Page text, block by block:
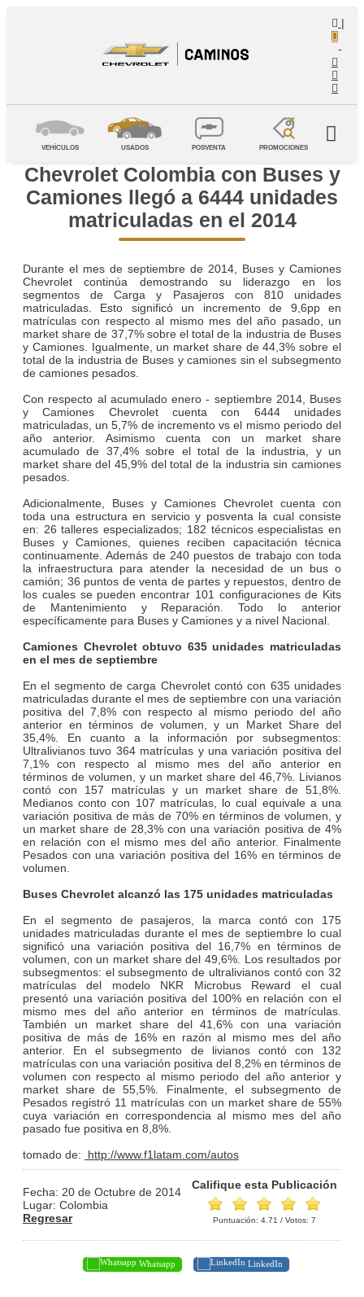
|
-
VEHÍCULOS USADOS POSVENTA PROMOCIONES
Chevrolet Colombia con Buses y
Camiones llegó a 6444 unidades
matriculadas en el 2014
Durante el mes de septiembre de 2014, Buses y Camiones
Chevrolet continúa demostrando su liderazgo en los
segmentos de Carga y Pasajeros con 810 unidades
matriculadas. Esto significó un incremento de 9,6pp en
matrículas con respecto al mismo mes del año pasado, un
market share de 37,7% sobre el total de la industria de Buses
y Camiones. Igualmente, un market share de 44,3% sobre el
total de la industria de Buses y camiones sin el subsegmento
de camiones pesados.
Con respecto al acumulado enero - septiembre 2014, Buses
y Camiones Chevrolet cuenta con 6444 unidades
matriculadas, un 5,7% de incremento vs el mismo periodo del
año anterior. Asimismo cuenta con un market share
acumulado de 37,4% sobre el total de la industria, y un
market share del 45,9% del total de la industria sin camiones
pesados.
Adicionalmente, Buses y Camiones Chevrolet cuenta con
toda una estructura en servicio y posventa la cual consiste
en: 26 talleres especializados; 182 técnicos especialistas en
Buses y Camiones, quienes reciben capacitación técnica
continuamente. Además de 240 puestos de trabajo con toda
la infraestructura para atender la necesidad de un bus o
camión; 36 puntos de venta de partes y repuestos, dentro de
los cuales se pueden encontrar 101 configuraciones de Kits
de Mantenimiento y Reparación. Todo lo anterior
específicamente para Buses y Camiones y a nivel Nacional.
Camiones Chevrolet obtuvo 635 unidades matriculadas
en el mes de septiembre
En el segmento de carga Chevrolet contó con 635 unidades
matriculadas durante el mes de septiembre con una variación
positiva del 7,8% con respecto al mismo periodo del año
anterior en términos de volumen, y un Market Share del
35,4%. En cuanto a la información por subsegmentos:
Ultralivianos tuvo 364 matrículas y una variación positiva del
7,1% con respecto al mismo mes del año anterior en
términos de volumen, y un market share del 46,7%. Livianos
contó con 157 matrículas y un market share de 51,8%.
Medianos conto con 107 matrículas, lo cual equivale a una
variación positiva de más de 70% en términos de volumen, y
un market share de 28,3% con una variación positiva de 4%
en relación con el mismo mes del año anterior. Finalmente
Pesados con una variación positiva del 16% en términos de
volumen.
Buses Chevrolet alcanzó las 175 unidades matriculadas
En el segmento de pasajeros, la marca contó con 175
unidades matriculadas durante el mes de septiembre lo cual
significó una variación positiva del 16,7% en términos de
volumen, con un market share del 49,6%. Los resultados por
subsegmentos: el subsegmento de ultralivianos contó con 32
matrículas del modelo NKR Microbus Reward el cual
presentó una variación positiva del 100% en relación con el
mismo mes del año anterior en términos de matrículas.
También un market share del 41,6% con una variación
positiva de más de 16% en razón al mismo mes del año
anterior. En el subsegmento de livianos contó con 132
matrículas con una variación positiva del 8,2% en términos de
volumen con respecto al mismo periodo del año anterior y
market share de 55,5%. Finalmente, el subsegmento de
Pesados registró 11 matrículas con un market share de 55%
cuya variación en correspondencia al mismo mes del año
pasado fue positiva en 8,8%.
tomado de:
http://www.f1latam.com/autos
Fecha: 20 de Octubre de 2014
Lugar: Colombia
Regresar
Califique esta Publicación
Puntuación: 4.71 / Votos: 7
Whatsapp LinkedIn